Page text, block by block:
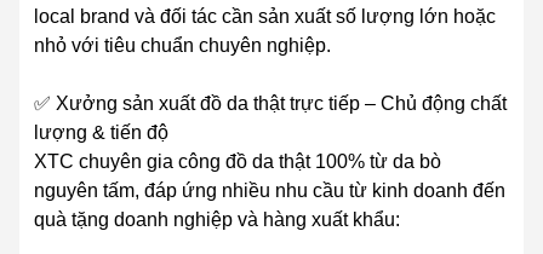
local brand và đối tác cần sản xuất số lượng lớn hoặc
nhỏ với tiêu chuẩn chuyên nghiệp.
✅ Xưởng sản xuất đồ da thật trực tiếp – Chủ động chất
lượng & tiến độ
XTC chuyên gia công đồ da thật 100% từ da bò
nguyên tấm, đáp ứng nhiều nhu cầu từ kinh doanh đến
quà tặng doanh nghiệp và hàng xuất khẩu: